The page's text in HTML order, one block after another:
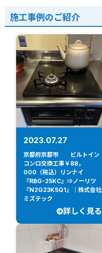
施工事例のご紹介
2023.07.27
京都府京都市 ビルトイン
コンロ交換工事￥88，
000（税込）リンナイ
『RBG-25KC』⇒ノーリツ
『N2G23KSQ1』｜株式会社
ミズテック
詳しく見る